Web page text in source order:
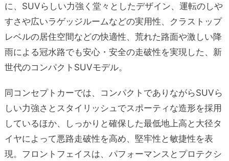
に、SUVらしい力強く堂々としたデザイン、運転のしや
すさや広いラゲッジルームなどの実用性、クラストップ
レベルの居住空間などの快適性、荒れた路面や激しい降
雨による冠水路でも安心・安全の走破性を実現した、新
世代のコンパクトSUVモデル。
同コンセプトカーでは、コンパクトでありながらSUVら
しい力強さとスタイリッシュでスポーティな造形を採用
しているほか、しっかりと確保した最低地上高と大径タ
イヤによって悪路走破性を高め、堅牢性と敏捷性を表
現。フロントフェイスは、パフォーマンスとプロテクシ